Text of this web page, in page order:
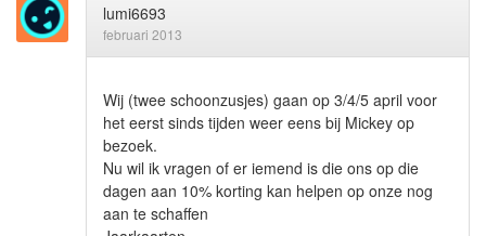
lumi6693
februari 2013
Wij (twee schoonzusjes) gaan op 3/4/5 april voor
het eerst sinds tijden weer eens bij Mickey op
bezoek.
Nu wil ik vragen of er iemend is die ons op die
dagen aan 10% korting kan helpen op onze nog
aan te schaffen